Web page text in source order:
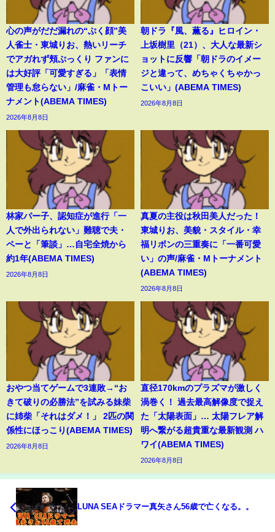
心の声がだだ漏れの“ぷく顔”美
人雀士・東城りお、熱いリーチ
でアガれず頬ぷっくり ファンに
は大好評「可愛すぎる」「表情
管理も怠らない」/麻雀・Mトー
ナメント(ABEMA TIMES)
2026年8月8日
朝ドラ『風、薫る』ヒロイン・
上坂樹里（21）、大人な最新シ
ョットに反響「朝ドラのイメー
ジと違って、めちゃくちゃかっ
こいい」(ABEMA TIMES)
2026年8月8日
林家パー子、認知症が進行「一
人で外出られない」難聴で夫・
ペーと「筆談」…自宅全焼から
約1年(ABEMA TIMES)
2026年8月8日
真夏の主役は秋田美人だった！
東城りお、美貌・スタイル・幸
福リボンの三重奏に「一番可愛
い」の声/麻雀・Mトーナメント
(ABEMA TIMES)
2026年8月8日
おやつ当てゲームで3連敗→“お
きて破りの必勝法”を試みる妹柴
に姉柴「それはダメ！」 2匹の関
係性にほっこり(ABEMA TIMES)
2026年8月8日
直径170kmのプラズマが激しく
渦巻く！ 過去最高解像度で捉え
た「太陽表面」… 太陽フレア解
明へ繋がる超貴重な最新観測 ハ
ワイ(ABEMA TIMES)
2026年8月8日
LUNA SEAドラマー真矢さん56歳で亡くなる。。